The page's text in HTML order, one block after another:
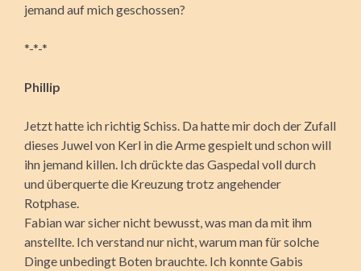
jemand auf mich geschossen?
*-*-*
Phillip
Jetzt hatte ich richtig Schiss. Da hatte mir doch der Zufall
dieses Juwel von Kerl in die Arme gespielt und schon will
ihn jemand killen. Ich drückte das Gaspedal voll durch
und überquerte die Kreuzung trotz angehender
Rotphase.
Fabian war sicher nicht bewusst, was man da mit ihm
anstellte. Ich verstand nur nicht, warum man für solche
Dinge unbedingt Boten brauchte. Ich konnte Gabis